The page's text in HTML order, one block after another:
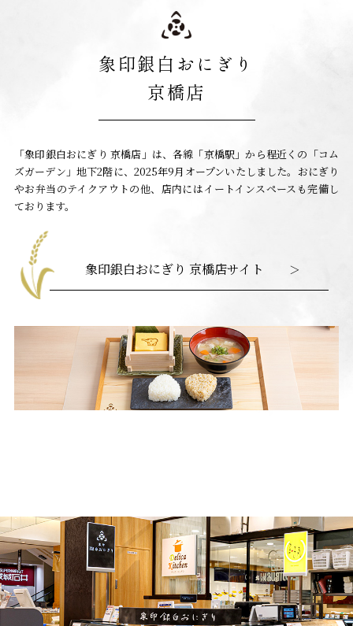
象印銀白おにぎり
京橋店
「象印銀白おにぎり 京橋店」は、各線「京橋駅」から程近くの「コム
ズガーデン」地下2階に、2025年9月オープンいたしました。おにぎり
やお弁当のテイクアウトの他、店内にはイートインスペースも完備し
ております。
象印銀白おにぎり 京橋店サイト ＞